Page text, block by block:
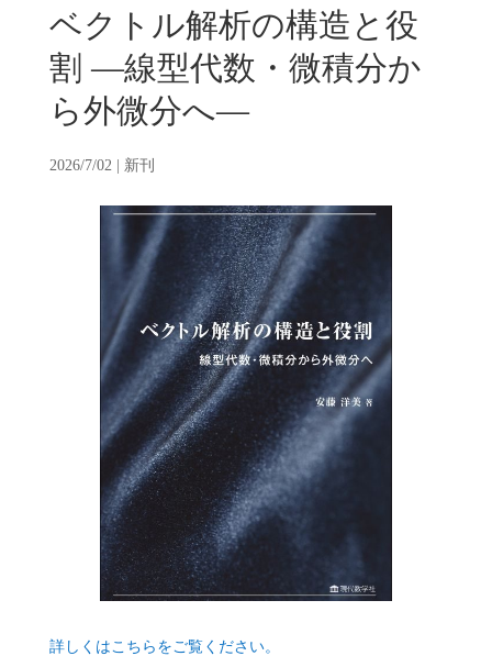
ベクトル解析の構造と役
割 —線型代数・微積分か
ら外微分へ—
2026/7/02| 新刊
詳しくはこちらをご覧ください。